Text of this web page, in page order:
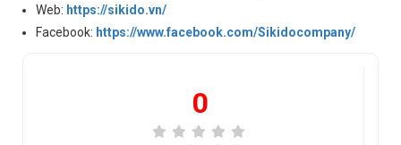
Web: https://sikido.vn/
Facebook: https://www.facebook.com/Sikidocompany/
0